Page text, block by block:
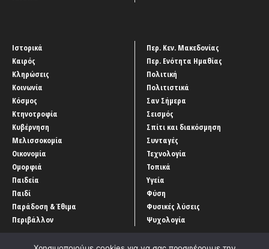
Ιστορικά
Καιρός
Κληρώσεις
Κοινωνία
Κόσμος
Κτηνοτροφία
Κυβέρνηση
Μελισσοκομία
Οικονομία
Ομορφιά
Παιδεία
Παιδί
Παράδοση & Έθιμα
Περιβάλλον
Περ. Κεν. Μακεδονίας
Περ. Ενότητα Ημαθίας
Πολιτική
Πολιτιστικά
Σαν Σήμερα
Σεισμός
Σπίτι και διακόσμηση
Συνταγές
Τεχνολογία
Τοπικά
Υγεία
Φύση
Φυσικές λύσεις
Ψυχολογία